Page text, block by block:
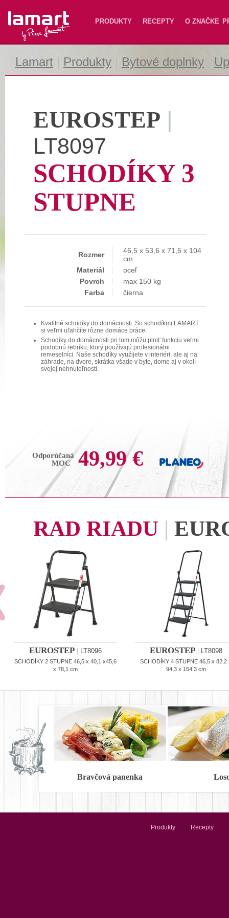
Lamart PRODUKTY RECEPTY O ZNAČKE
Lamart Produkty Bytové doplnky
EUROSTEP |
LT8097
SCHODÍKY 3
STUPNE
Rozmer
46,5 x 53,6 x 71,5 x 104
cm
Materiál
oceľ
Povrch
max 150 kg
Farba
čierna
Kvalitné schodíky do domácnosti. So schodíkmi LAMART
si veľmi uľahčíte rôzne domáce práce.
Schodíky do domácnosti pri tom môžu plniť funkciu veľmi
podobnú rebríku, ktorý používajú profesionálni
remeselníci. Naše schodíky využijete v interiéri, ale aj na
záhrade, na dvore, skrátka všade v byte, dome aj v okolí
svojej nehnuteľnosti.
Odporúčaná
MOC
49,99 €
RAD RIADU |
EUROSTEP LT8096
SCHODÍKY 2 STUPNE 46,5 x 40,1 x45,6
x 78,1 cm
EUROSTEP LT8098
SCHODÍKY 4 STUPNE 46,5 x 82,2
94,3 x 154,3 cm
Bravčová panenka
Produkty Recepty